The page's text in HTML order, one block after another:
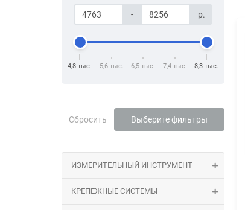
- р.
4,8 тыс. 5,6 тыс. 6,5 тыс. 7,4 тыс. 8,3 тыс.
Сбросить Выберите фильтры
ИЗМЕРИТЕЛЬНЫЙ ИНСТРУМЕНТ
КРЕПЕЖНЫЕ СИСТЕМЫ